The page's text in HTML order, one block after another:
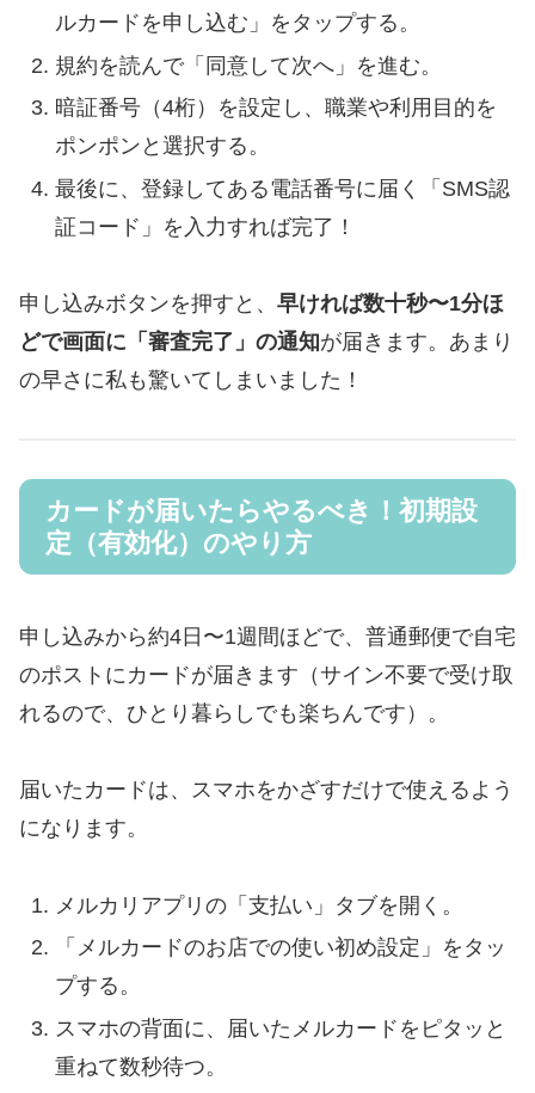
ルカードを申し込む」をタップする。
規約を読んで「同意して次へ」を進む。
暗証番号（4桁）を設定し、職業や利用目的を
ポンポンと選択する。
最後に、登録してある電話番号に届く「SMS認
証コード」を入力すれば完了！
申し込みボタンを押すと、 早ければ数十秒〜1分ほ
どで画面に「審査完了」の通知が届きます。あまり
の早さに私も驚いてしまいました！
カードが届いたらやるべき！初期設
定（有効化）のやり方
申し込みから約4日〜1週間ほどで、普通郵便で自宅
のポストにカードが届きます（サイン不要で受け取
れるので、ひとり暮らしでも楽ちんです）。
届いたカードは、スマホをかざすだけで使えるよう
になります。
メルカリアプリの「支払い」タブを開く。
「メルカードのお店での使い初め設定」をタッ
プする。
スマホの背面に、届いたメルカードをピタッと
重ねて数秒待つ。